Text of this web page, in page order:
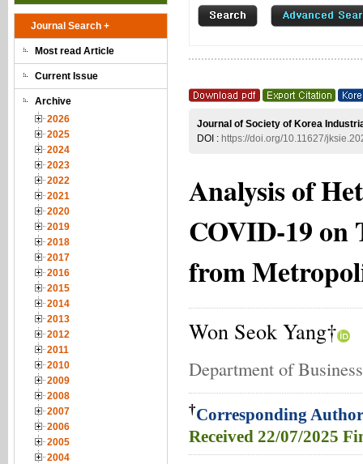
Journal Search +
Most read Article
Current Issue
Archive
2026
2025
2024
2023
2022
2021
2020
2019
2018
2017
2016
2015
2014
2013
2012
2011
2010
2009
2008
2007
2006
2005
2004
Journal of Society of Korea
DOI : https://doi.org/10.11627/
Analysis of
COVID-19 on
from
Won Seok Yang†
Department of
†Corresponding
Received 22/07/2025